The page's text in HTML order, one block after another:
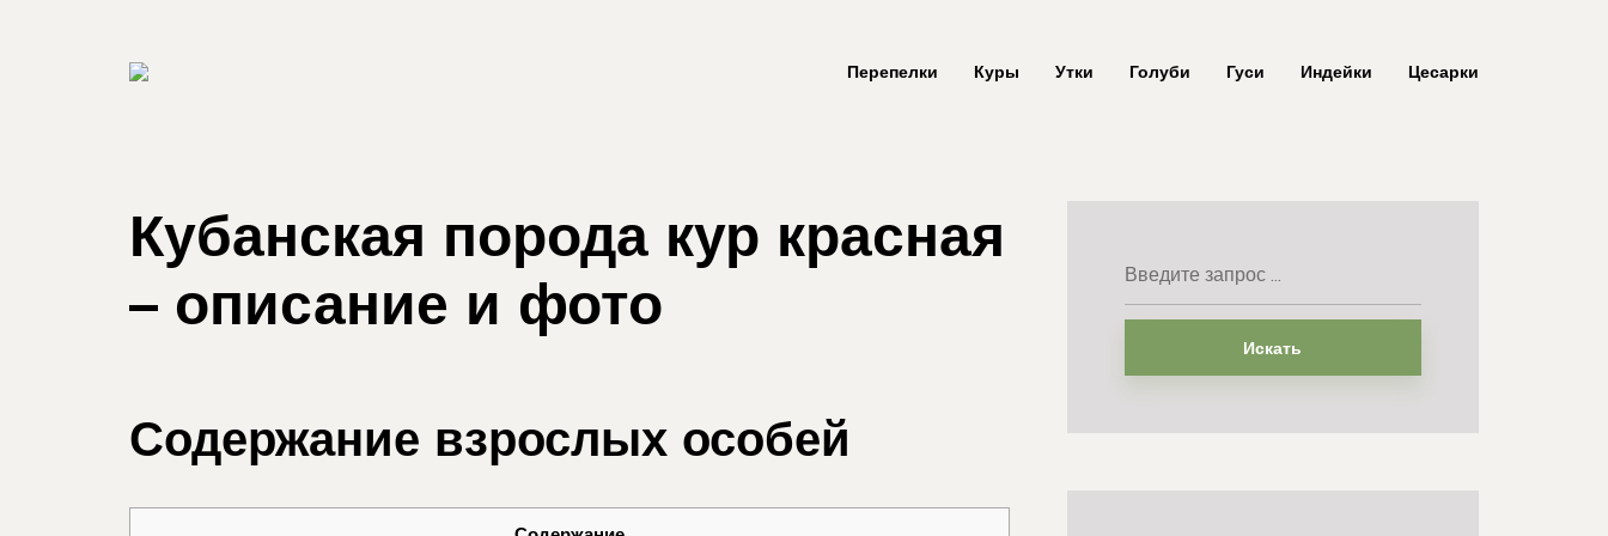
Перепелки Куры Утки Голуби Гуси Индейки Цесарки
Кубанская порода кур красная
– описание и фото
Содержание взрослых особей
Искать